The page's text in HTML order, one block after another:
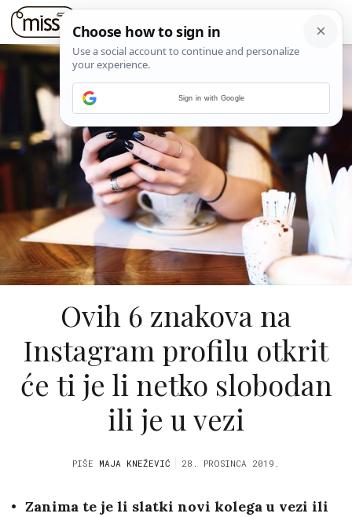
Ovih 6 znakova na
Instagram profilu otkrit
će ti je li netko slobodan
ili je u vezi
PIŠE MAJA KNEŽEVIĆ 28. PROSINCA 2019.
Zanima te je li slatki novi kolega u vezi ili
Sign in with Google